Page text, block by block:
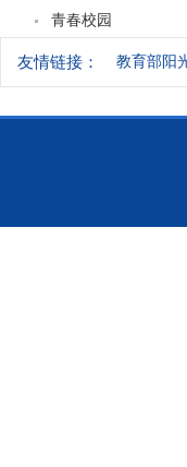
青春校园
友情链接： 教育部阳